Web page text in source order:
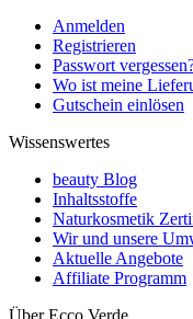
Anmelden
Registrieren
Passwort
Wo ist meine
Gutschein einlösen
Wissenswertes
beauty Blog
Inhaltsstoffe
Naturkosmetik
Wir und unsere
Aktuelle Angebote
Affiliate Programm
Über Ecco Verde